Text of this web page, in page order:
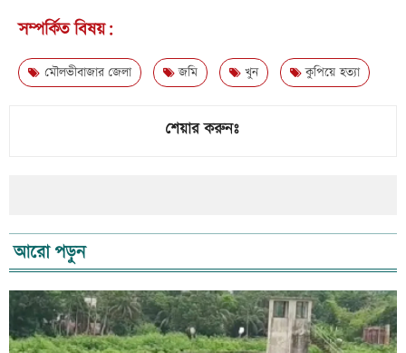
সম্পর্কিত বিষয়:
মৌলভীবাজার জেলা জমি খুন কুপিয়ে হত্যা
শেয়ার করুনঃ
আরো পড়ুন